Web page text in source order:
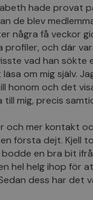
hade provat
de blev
några få veckor
profiler, och där
vad han sökte
om mig själv.
honom och det
till mig, precis
och mer kontakt
första dejt. Kjell
en bra bit
hel helg ihop för
dess har det